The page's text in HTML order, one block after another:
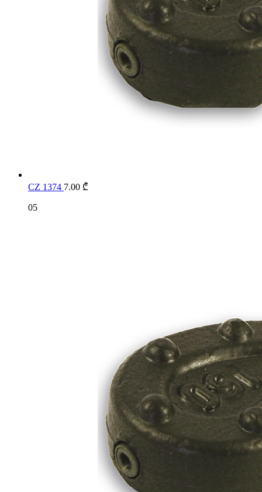
CZ 1374 7.00 ₾
05